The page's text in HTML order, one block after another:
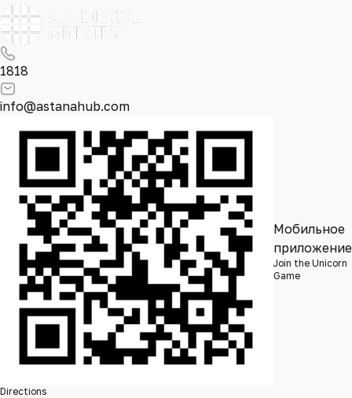
1818
info@astanahub.com
Мобильное
приложение
Join the Unicorn
Game
Directions